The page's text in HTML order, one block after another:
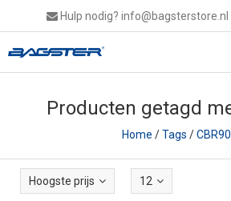
Hulp nodig? info@bagsterstore.nl
Producten getagd
Home /Tags /
Hoogste prijs 12